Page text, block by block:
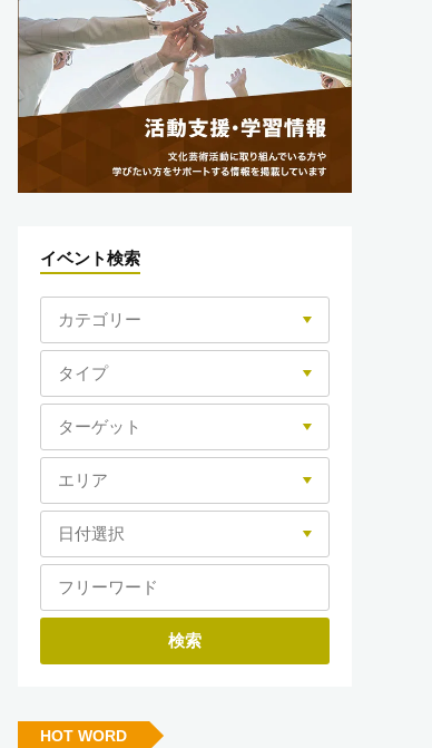
イベント検索
HOT WORD